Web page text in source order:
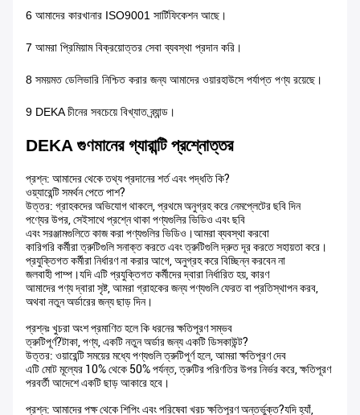
6 আমাদের কারখানার ISO9001 সার্টিফিকেশন আছে।
7 আমরা প্রিমিয়াম বিক্রয়োত্তর সেবা ব্যবস্থা প্রদান করি।
8 সময়মত ডেলিভারি নিশ্চিত করার জন্য আমাদের ওয়ারহাউসে পর্যাপ্ত পণ্য রয়েছে।
9 DEKA চীনের সবচেয়ে বিখ্যাত ব্র্যান্ড।
DEKA গুণমানের গ্যারান্টি প্রশ্নোত্তর
প্রশ্ন: আমাদের থেকে তথ্য প্রদানের শর্ত এবং পদ্ধতি কি?
ওয়্যারেন্টি সমর্থন পেতে পাশ?
উত্তর: গ্রাহকদের অভিযোগ থাকলে, প্রথমে অনুগ্রহ করে নেমপ্লেটের ছবি দিন
পণ্যের উপর, সেইসাথে প্রশ্নে থাকা পণ্যগুলির ভিডিও এবং ছবি
এবং সরঞ্জামগুলিতে কাজ করা পণ্যগুলির ভিডিও।আমরা ব্যবস্থা করবো
কারিগরি কর্মীরা ত্রুটিগুলি সনাক্ত করতে এবং ত্রুটিগুলি দ্রুত দূর করতে সহায়তা করে।
প্রযুক্তিগত কর্মীরা নির্ধারণ না করার আগে, অনুগ্রহ করে বিচ্ছিন্ন করবেন না
জলবাহী পাম্প।যদি এটি প্রযুক্তিগত কর্মীদের দ্বারা নির্ধারিত হয়, কারণ
আমাদের পণ্য দ্বারা সৃষ্ট, আমরা গ্রাহকের জন্য পণ্যগুলি ফেরত বা প্রতিস্থাপন করব,
অথবা নতুন অর্ডারের জন্য ছাড় দিন।
প্রশ্নঃ খুচরা অংশ প্রমাণিত হলে কি ধরনের ক্ষতিপূরণ সম্ভব
ত্রুটিপূর্ণ?টাকা, পণ্য, একটি নতুন অর্ডার জন্য একটি ডিসকাউন্ট?
উত্তর: ওয়ারেন্টি সময়ের মধ্যে পণ্যগুলি ত্রুটিপূর্ণ হলে, আমরা ক্ষতিপূরণ দেব
এটি মোট মূল্যের 10% থেকে 50% পর্যন্ত, ত্রুটির পরিণতির উপর নির্ভর করে, ক্ষতিপূরণ
পরবর্তী আদেশে একটি ছাড় আকারে হবে।
প্রশ্ন: আমাদের পক্ষ থেকে শিপিং এবং পরিষেবা খরচ ক্ষতিপূরণ অন্তর্ভুক্ত?যদি হ্যাঁ,